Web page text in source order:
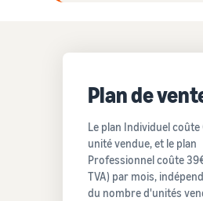
Plan de
Le plan Individuel
unité vendue, et le plan
Professionnel coûte
TVA) par mois,
du nombre d'unités